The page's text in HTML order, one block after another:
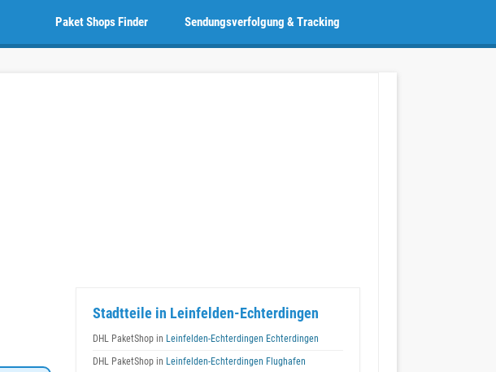
Sendungsverfolgung & Tracking
Paket Shops Finder
Stadtteile in Leinfelden-Echterdingen
DHL PaketShop in Leinfelden-Echterdingen Echterdingen
DHL PaketShop in Leinfelden-Echterdingen Flughafen